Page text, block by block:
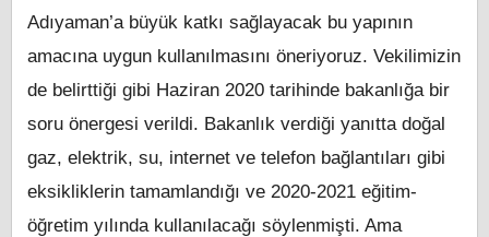
Adıyaman’a büyük katkı sağlayacak bu yapının
amacına uygun kullanılmasını öneriyoruz. Vekilimizin
de belirttiği gibi Haziran 2020 tarihinde bakanlığa bir
soru önergesi verildi. Bakanlık verdiği yanıtta doğal
gaz, elektrik, su, internet ve telefon bağlantıları gibi
eksikliklerin tamamlandığı ve 2020-2021 eğitim-
öğretim yılında kullanılacağı söylenmişti. Ama